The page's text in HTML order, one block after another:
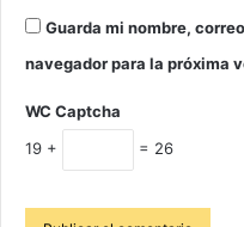
Guarda mi nombre,
navegador para la próxima
WC Captcha
19 +
= 26